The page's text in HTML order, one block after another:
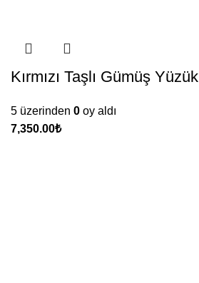
Kırmızı Taşlı Gümüş Yüzük
5 üzerinden 0 oy aldı
₺